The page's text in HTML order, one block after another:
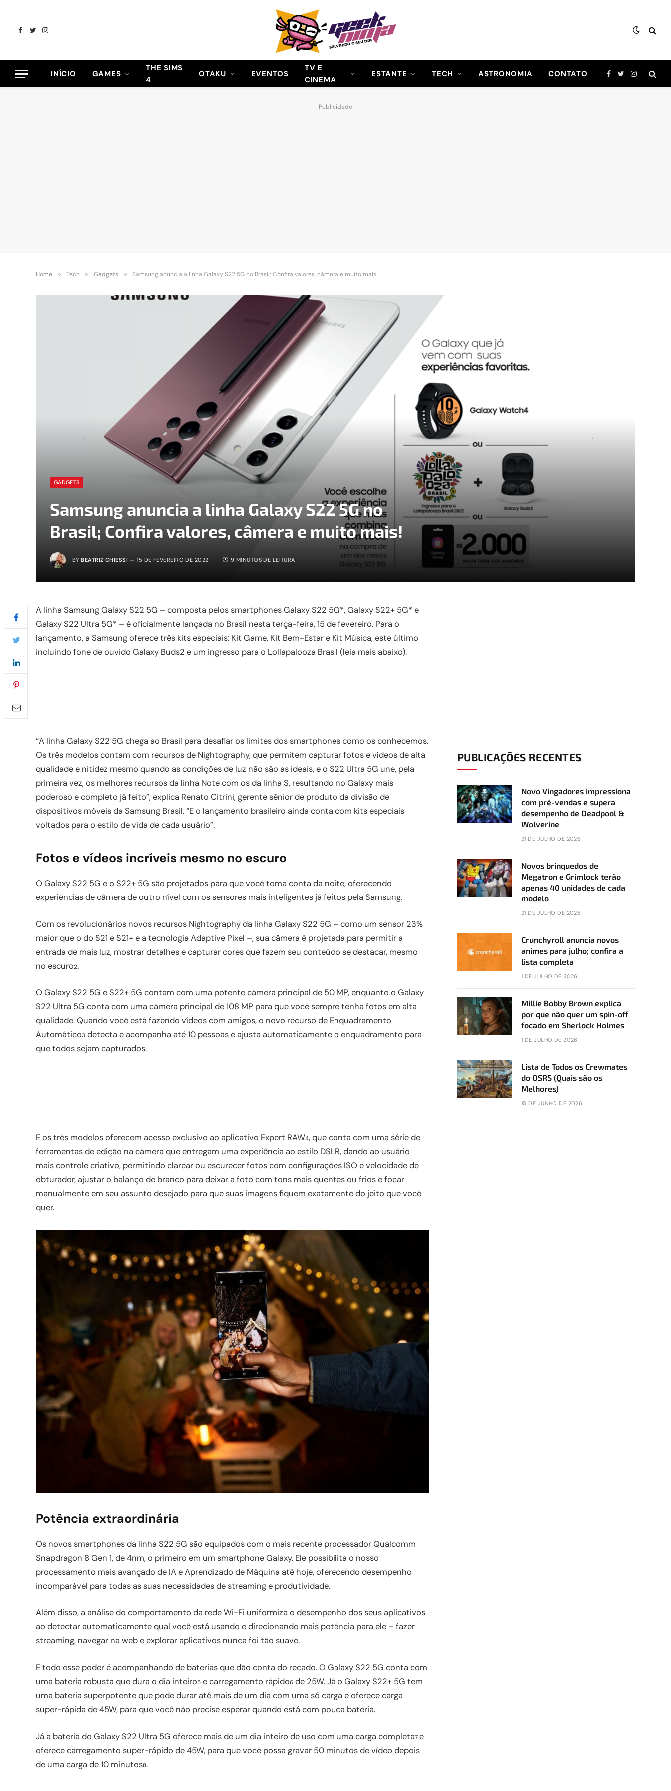
Facebook
TwitterInstagram
INÍCIO GAMES
THE SIMS
4
OTAKU EVENTOS
TV E
CINEMA
ESTANTE TECH ASTRONOMIA CONTATO Facebook
TwitterInstagram
Publicidade
Home » Tech » Gadgets » Samsung anuncia a linha Galaxy S22 5G no Brasil; Confira valores, câmera e muito mais!
GADGETS
Samsung anuncia a linha Galaxy S22 5G no
Brasil; Confira valores, câmera e muito mais!
BY BEATRIZ CHIESSI 15 DE FEVEREIRO DE 2022 9 MINUTOS DE LEITURA
A linha Samsung Galaxy S22 5G – composta pelos smartphones Galaxy S22 5G*, Galaxy S22+ 5G* e
Galaxy S22 Ultra 5G* – é oficialmente lançada no Brasil nesta terça-feira, 15 de fevereiro. Para o
lançamento, a Samsung oferece três kits especiais: Kit Game, Kit Bem-Estar e Kit Música, este último
incluindo fone de ouvido Galaxy Buds2 e um ingresso para o Lollapalooza Brasil (leia mais abaixo).
“A linha Galaxy S22 5G chega ao Brasil para desafiar os limites dos smartphones como os conhecemos.
Os três modelos contam com recursos de Nightography, que permitem capturar fotos e vídeos de alta
qualidade e nitidez mesmo quando as condições de luz não são as ideais, e o S22 Ultra 5G une, pela
primeira vez, os melhores recursos da linha Note com os da linha S, resultando no Galaxy mais
poderoso e completo já feito”, explica Renato Citrini, gerente sênior de produto da divisão de
dispositivos móveis da Samsung Brasil. “E o lançamento brasileiro ainda conta com kits especiais
voltados para o estilo de vida de cada usuário”.
Fotos e vídeos incríveis mesmo no escuro
O Galaxy S22 5G e o S22+ 5G são projetados para que você toma conta da noite, oferecendo
experiências de câmera de outro nível com os sensores mais inteligentes já feitos pela Samsung.
Com os revolucionários novos recursos Nightography da linha Galaxy S22 5G – como um sensor 23%
maior que o do S21 e S21+ e a tecnologia Adaptive Pixel –, sua câmera é projetada para permitir a
entrada de mais luz, mostrar detalhes e capturar cores que fazem seu conteúdo se destacar, mesmo
no escuro2.
O Galaxy S22 5G e S22+ 5G contam com uma potente câmera principal de 50 MP, enquanto o Galaxy
S22 Ultra 5G conta com uma câmera principal de 108 MP para que você sempre tenha fotos em alta
qualidade. Quando você está fazendo vídeos com amigos, o novo recurso de Enquadramento
Automático3 detecta e acompanha até 10 pessoas e ajusta automaticamente o enquadramento para
que todos sejam capturados.
E os três modelos oferecem acesso exclusivo ao aplicativo Expert RAW4, que conta com uma série de
ferramentas de edição na câmera que entregam uma experiência ao estilo DSLR, dando ao usuário
mais controle criativo, permitindo clarear ou escurecer fotos com configurações ISO e velocidade de
obturador, ajustar o balanço de branco para deixar a foto com tons mais quentes ou frios e focar
manualmente em seu assunto desejado para que suas imagens fiquem exatamente do jeito que você
quer.
Potência extraordinária
Os novos smartphones da linha S22 5G são equipados com o mais recente processador Qualcomm
Snapdragon 8 Gen 1, de 4nm, o primeiro em um smartphone Galaxy. Ele possibilita o nosso
processamento mais avançado de IA e Aprendizado de Máquina até hoje, oferecendo desempenho
incomparável para todas as suas necessidades de streaming e produtividade.
Além disso, a análise do comportamento da rede Wi-Fi uniformiza o desempenho dos seus aplicativos
ao detectar automaticamente qual você está usando e direcionando mais potência para ele – fazer
streaming, navegar na web e explorar aplicativos nunca foi tão suave.
E todo esse poder é acompanhando de baterias que dão conta do recado. O Galaxy S22 5G conta com
uma bateria robusta que dura o dia inteiro5 e carregamento rápido6 de 25W. Já o Galaxy S22+ 5G tem
uma bateria superpotente que pode durar até mais de um dia com uma só carga e oferece carga
super-rápida de 45W, para que você não precise esperar quando está com pouca bateria.
Já a bateria do Galaxy S22 Ultra 5G oferece mais de um dia inteiro de uso com uma carga completa7e
oferece carregamento super-rápido de 45W, para que você possa gravar 50 minutos de vídeo depois
de uma carga de 10 minutos8.
PUBLICAÇÕES RECENTES
Novo Vingadores impressiona
com pré-vendas e supera
desempenho de Deadpool &
Wolverine
21 DE JULHO DE 2026
Novos brinquedos de
Megatron e Grimlock terão
apenas 40 unidades de cada
modelo
21 DE JULHO DE 2026
Crunchyroll anuncia novos
animes para julho; confira a
lista completa
1 DE JULHO DE 2026
Millie Bobby Brown explica
por que não quer um spin-off
focado em Sherlock Holmes
1 DE JULHO DE 2026
Lista de Todos os Crewmates
do OSRS (Quais são os
Melhores)
15 DE JUNHO DE 2026